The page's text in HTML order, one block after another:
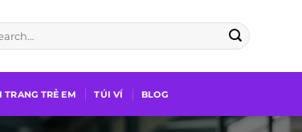
TRANG TRẺ EM TÚI VÍ BLOG